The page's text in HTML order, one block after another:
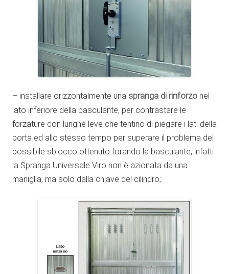
– installare orizzontalmente una spranga di rinforzo nel
lato inferiore della basculante, per contrastare le
forzature con lunghe leve che tentino di piegare i lati della
porta ed allo stesso tempo per superare il problema del
possibile sblocco ottenuto forando la basculante, infatti
la Spranga Universale Viro non è azionata da una
maniglia, ma solo dalla chiave del cilindro;